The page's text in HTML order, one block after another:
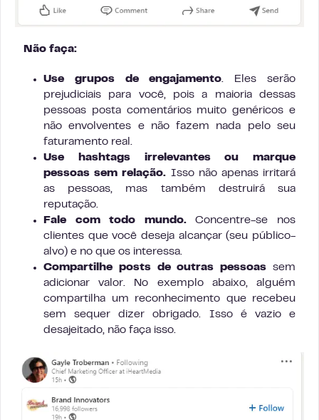
Não faça:
Use grupos de engajamento. Eles serão
prejudiciais para você, pois a maioria dessas
pessoas posta comentários muito genéricos e
não envolventes e não fazem nada pelo seu
faturamento real.
Use hashtags irrelevantes ou marque
pessoas sem relação. Isso não apenas irritará
as pessoas, mas também destruirá sua
reputação.
Fale com todo mundo.Concentre-se nos
clientes que você deseja alcançar (seu público-
alvo) e no que os interessa.
Compartilhe posts de outras pessoas sem
adicionar valor. No exemplo abaixo, alguém
compartilha um reconhecimento que recebeu
sem sequer dizer obrigado. Isso é vazio e
desajeitado, não faça isso.